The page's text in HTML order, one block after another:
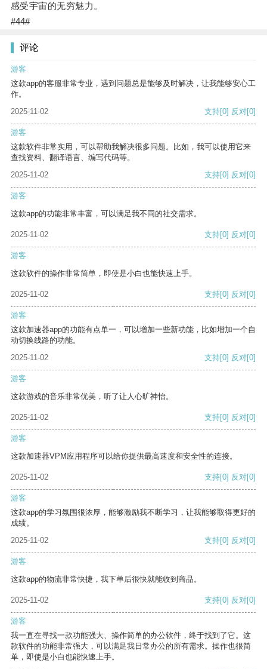
感受宇宙的无穷魅力。
#44#
评论
游客
这款app的客服非常专业，遇到问题总是能够及时解决，让我能够安心工
作。
2025-11-02
支持[0] 反对[0]
游客
这款软件非常实用，可以帮助我解决很多问题。比如，我可以使用它来
查找资料、翻译语言、编写代码等。
2025-11-02
支持[0] 反对[0]
游客
这款app的功能非常丰富，可以满足我不同的社交需求。
2025-11-02 支持[0] 反对[0]
游客
这款软件的操作非常简单，即使是小白也能快速上手。
2025-11-02 支持[0] 反对[0]
游客
这款加速器app的功能有点单一，可以增加一些新功能，比如增加一个自
动切换线路的功能。
2025-11-02
支持[0] 反对[0]
游客
这款游戏的音乐非常优美，听了让人心旷神怡。
2025-11-02 支持[0] 反对[0]
游客
这款加速器VPM应用程序可以给你提供最高速度和安全性的连接。
2025-11-02 支持[0] 反对[0]
游客
这款app的学习氛围很浓厚，能够激励我不断学习，让我能够取得更好的
成绩。
2025-11-02
支持[0] 反对[0]
游客
这款app的物流非常快捷，我下单后很快就能收到商品。
2025-11-02 支持[0] 反对[0]
游客
我一直在寻找一款功能强大、操作简单的办公软件，终于找到了它。这
款软件的功能非常强大，可以满足我日常办公的所有需求。操作也很简
单，即使是小白也能快速上手。